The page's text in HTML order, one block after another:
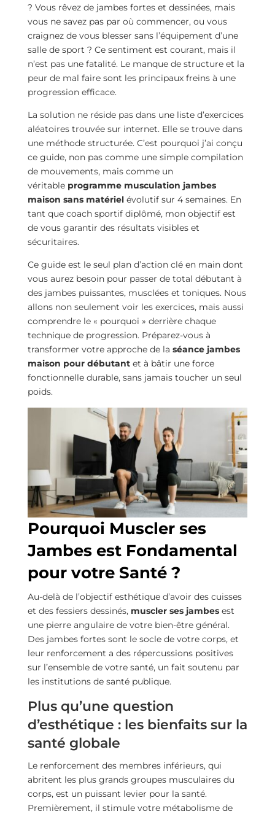
? Vous rêvez de jambes fortes et dessinées, mais
vous ne savez pas par où commencer, ou vous
craignez de vous blesser sans l’équipement d’une
salle de sport ? Ce sentiment est courant, mais il
n’est pas une fatalité. Le manque de structure et la
peur de mal faire sont les principaux freins à une
progression efficace.
La solution ne réside pas dans une liste d’exercices
aléatoires trouvée sur internet. Elle se trouve dans
une méthode structurée. C’est pourquoi j’ai conçu
ce guide, non pas comme une simple compilation
de mouvements, mais comme un
véritable programme musculation jambes
maison sans matérielévolutif sur 4 semaines. En
tant que coach sportif diplômé, mon objectif est
de vous garantir des résultats visibles et
sécuritaires.
Ce guide est le seul plan d’action clé en main dont
vous aurez besoin pour passer de total débutant à
des jambes puissantes, musclées et toniques. Nous
allons non seulement voir les exercices, mais aussi
comprendre le « pourquoi » derrière chaque
technique de progression. Préparez-vous à
transformer votre approche de la séance jambes
maison pour débutantet à bâtir une force
fonctionnelle durable, sans jamais toucher un seul
poids.
Pourquoi Muscler ses
Jambes est Fondamental
pour votre Santé ?
Au-delà de l’objectif esthétique d’avoir des cuisses
et des fessiers dessinés, muscler ses jambesest
une pierre angulaire de votre bien-être général.
Des jambes fortes sont le socle de votre corps, et
leur renforcement a des répercussions positives
sur l’ensemble de votre santé, un fait soutenu par
les institutions de santé publique.
Plus qu’une question
d’esthétique : les bienfaits sur la
santé globale
Le renforcement des membres inférieurs, qui
abritent les plus grands groupes musculaires du
corps, est un puissant levier pour la santé.
Premièrement, il stimule votre métabolisme de